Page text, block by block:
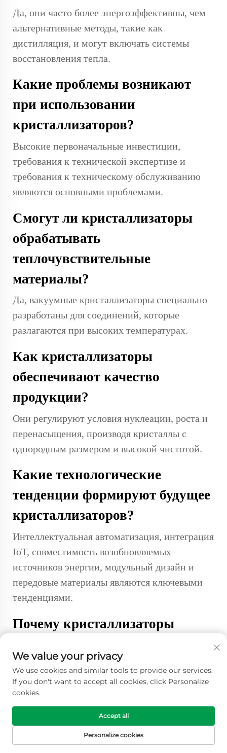
Да, они часто более энергоэффективны, чем
альтернативные методы, такие как
дистилляция, и могут включать системы
восстановления тепла.
Какие проблемы возникают
при использовании
кристаллизаторов?
Высокие первоначальные инвестиции,
требования к технической экспертизе и
требования к техническому обслуживанию
являются основными проблемами.
Смогут ли кристаллизаторы
обрабатывать
теплочувствительные
материалы?
Да, вакуумные кристаллизаторы специально
разработаны для соединений, которые
разлагаются при высоких температурах.
Как кристаллизаторы
обеспечивают качество
продукции?
Они регулируют условия нуклеации, роста и
перенасыщения, производя кристаллы с
однородным размером и высокой чистотой.
Какие технологические
тенденции формируют будущее
кристаллизаторов?
Интеллектуальная автоматизация, интеграция
IoT, совместимость возобновляемых
источников энергии, модульный дизайн и
передовые материалы являются ключевыми
тенденциями.
Почему кристаллизаторы
промышленности?
Они обеспечивают эффективность,
необходимыми для отраслей
промышленности, стремящихся к более
высокой производительности и экологической
ГЛАВНАЯ ПРОДУКТЫ
ЭЛЕКТРОННАЯ
ТЕЛЕФОН
We value your privacy
We use cookies and similar tools to provide our services.
If you don't want to accept all cookies, click Personalize
cookies.
Personalize cookies
Accept all